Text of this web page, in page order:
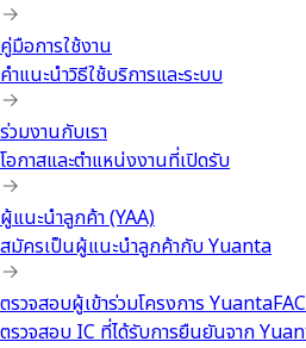
คู่มือการใช้งาน
คำแนะนำวิธีใช้บริการและระบบ
ร่วมงานกับเรา
โอกาสและตำแหน่งงานที่เปิดรับ
ผู้แนะนำลูกค้า (YAA)
สมัครเป็นผู้แนะนำลูกค้ากับ Yuanta
ตรวจสอบผู้เข้าร่วมโครงการ
ตรวจสอบ IC ที่ได้รับการยืนยันจาก